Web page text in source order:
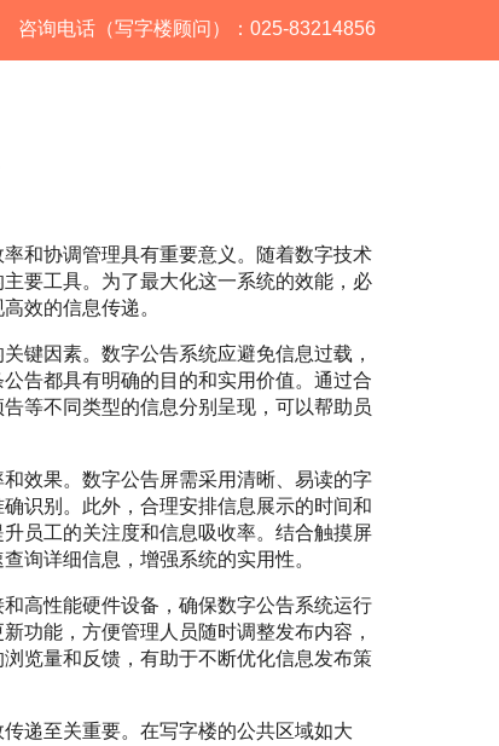
咨询电话（写字楼顾问）：025-83214856
和协调管理具有重要意义。随着数字技术
要工具。为了最大化这一系统的效能，必
效的信息传递。
键因素。数字公告系统应避免信息过载，
告都具有明确的目的和实用价值。通过合
等不同类型的信息分别呈现，可以帮助员
效果。数字公告屏需采用清晰、易读的字
识别。此外，合理安排信息展示的时间和
员工的关注度和信息吸收率。结合触摸屏
询详细信息，增强系统的实用性。
高性能硬件设备，确保数字公告系统运行
功能，方便管理人员随时调整发布内容，
览量和反馈，有助于不断优化信息发布策
递至关重要。在写字楼的公共区域如大